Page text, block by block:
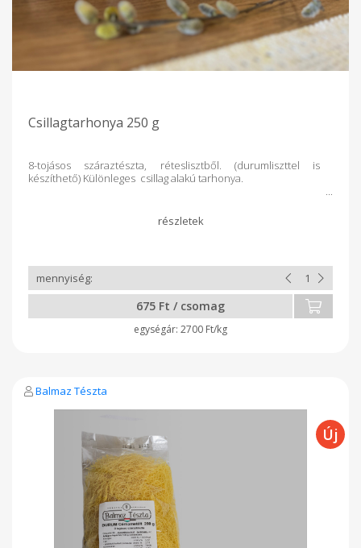
Csillagtarhonya 250 g
8-tojásos száraztészta, réteslisztből. (durumliszttel is
készíthető) Különleges csillag alakú tarhonya.
675 Ft / csomag
2700 Ft/kg
Balmaz Tészta